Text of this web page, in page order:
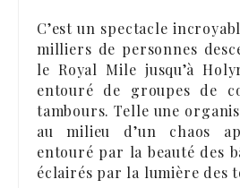
C’est un spectacle
milliers de personnes
le Royal Mile jusqu’à
entouré de groupes de
tambours. Telle une
au milieu d’un chaos
entouré par la beauté des
éclairés par la lumière des